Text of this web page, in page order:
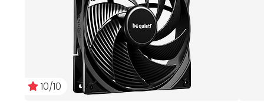
10/10